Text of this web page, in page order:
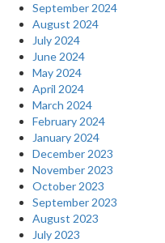
September 2024
August 2024
July 2024
June 2024
May 2024
April 2024
March 2024
February 2024
January 2024
December 2023
November 2023
October 2023
September 2023
August 2023
July 2023